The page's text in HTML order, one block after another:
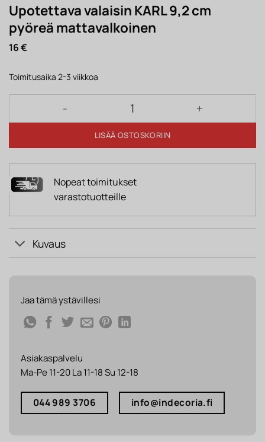
Upotettava valaisin KARL 9,2 cm
pyöreä mattavalkoinen
16€
Toimitusaika 2-3 viikkoa
Upotettava valaisin KARL 9,2 cm pyöreä
LISÄÄ OSTOSKORIIN
Nopeat toimitukset
varastotuotteille
Kuvaus
Jaa tämä ystävillesi
Asiakaspalvelu
Ma-Pe 11-20 La 11-18 Su 12-18
044 989 3706 info@indecoria.fi